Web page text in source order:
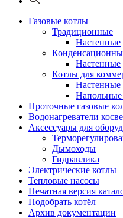
Газовые котлы
Традиционные
Настенные
Настенные
Котлы для
Настенные
Напольные
Проточные газовые
Водонагреватели
Аксессуары для
Дымоходы
Гидравлика
Электрические котлы
Тепловые насосы
Печатная версия
Подобрать котёл
Архив документации